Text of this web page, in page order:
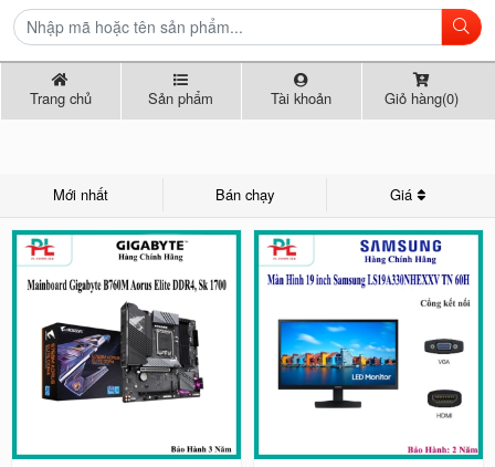
Trang chủ Sản phẩm Tài khoản Giỏ hàng(0)
Mới nhất Bán chạy Giá